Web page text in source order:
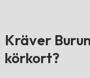
Kräver
körkort?